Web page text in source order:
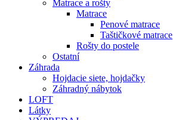
Matrace a rošty
Matrace
Penové matrace
Taštičkové matrace
Rošty do postele
Ostatní
Záhrada
Hojdacie siete, hojdačky
Záhradný nábytok
LOFT
Látky